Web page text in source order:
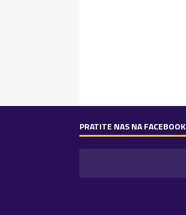
PRATITE NAS NA FACEBOOK